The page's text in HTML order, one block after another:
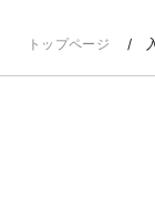
トップページ